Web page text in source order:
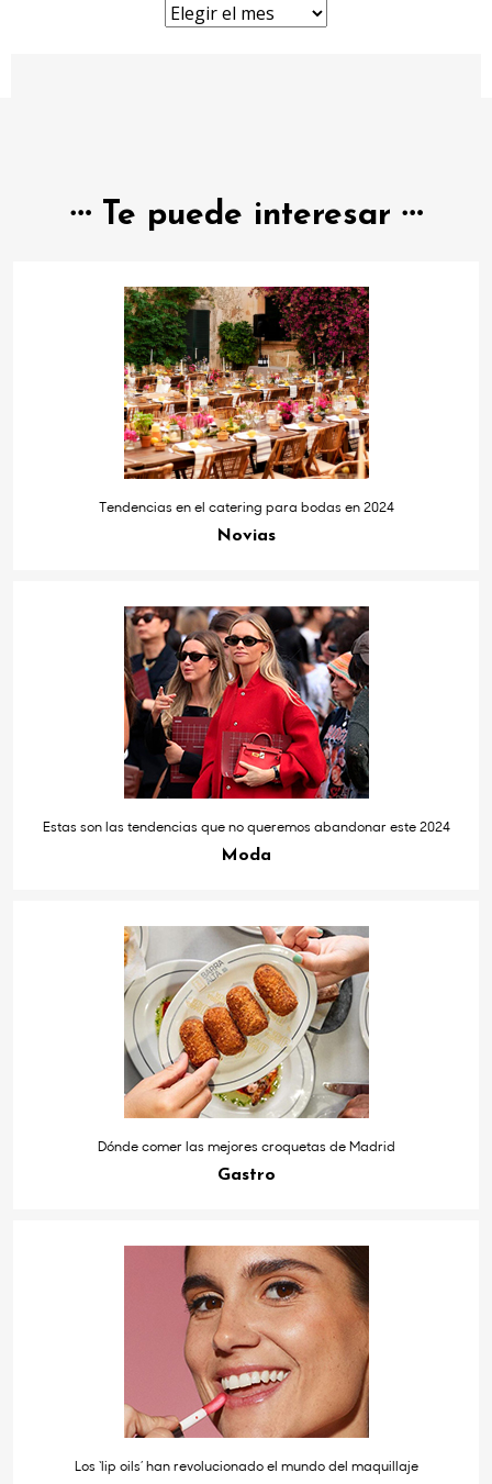
Archivos
Te puede interesar
Tendencias en el catering para bodas en 2024
Novias
Estas son las tendencias que no queremos abandonar este 2024
Moda
Dónde comer las mejores croquetas de Madrid
Gastro
Los ‘lip oils’ han revolucionado el mundo del maquillaje